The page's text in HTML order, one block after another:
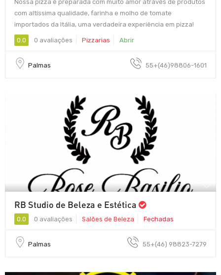
Nossa pizza é preparada com muito amor através de produtos
com altíssima qualidade, farinha e molho de tomate
importados da Itália, uma verdadeira experiência em pizza!
0.0 0 avaliações Pizzarias Abrir
Palmas 55+(46)98806-1601
RB Studio de Beleza e Estética
0.0 0 avaliações Salões de Beleza Fechadas
Palmas 55+(46) 98823-7279